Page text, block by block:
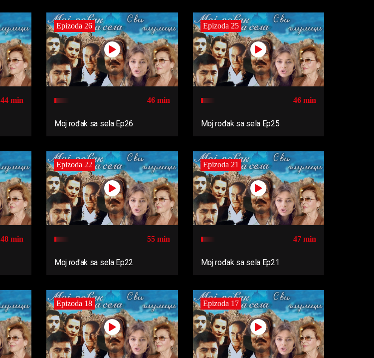
44 min
Epizoda 26
46 min
Moj rođak sa sela Ep26
Epizoda 25
46 min
Moj rođak sa sela Ep25
48 min
Epizoda 22
55 min
Moj rođak sa sela Ep22
Epizoda 21
47 min
Moj rođak sa sela Ep21
Epizoda 18 Epizoda 17